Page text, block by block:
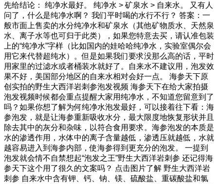
先给结论： 纯净水最好。 纯净水 > 矿泉水 > 自来水。 又有人
问了，什么是纯净水啊？ 我们平时喝的水行不行？ 答案：一
般市面上售卖的水分纯净水和矿泉水（其他矿物质水、天然泉
水、离子水等也可归于此类），如果您特意去买，请认准包装
上的“纯净水”字样（比如国内的娃哈哈纯净水，实验室偶尔会
用它来代替超纯水）。但是如果我们要求没那么高的话，平时
用家里的过滤水或者桶装水就好了。自来水不建议用，泡发效
果不好，美国部分地区的自来水相对会好一点。 海参天下原
创实拍的野生大西洋岩刺参泡发视频 海参天下在给大家拍摄
泡发视频时候都会重点提醒大家用纯净水，不知道您留意到了
吗？如果你想了解为何纯净水泡发最好，可以接着往下看：海
参泡发，就是让海参重新吸收水分，最大限度地恢复形状并且
除去其中的灰分和杂味，以符合食用要求。海参泡发的本质是
水的渗透作用，水体中的离子含量越低，渗透压就越低，水就
越容易进入到海参内部，使海参得到更充分的泡发。 一提到
泡发就会情不自禁想起“泡发之王”野生大西洋岩刺参 还记得海
参天下这个用了很久的文案吗？ 点击图片了解 野生大西洋岩
刺参 自来水中含有钾、钙、钠、镁、硫酸盐、重碳酸盐和氯